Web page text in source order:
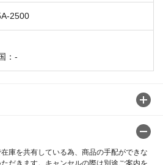
2500
：-
庫を共有している為、商品の手配ができな
だきます。キャンセルの際は別途ご案内を